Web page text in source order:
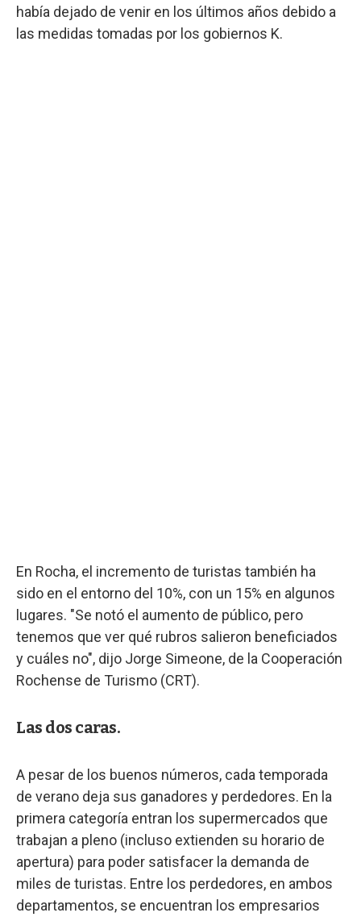
había dejado de venir en los últimos años debido a
las medidas tomadas por los gobiernos K.
En Rocha, el incremento de turistas también ha
sido en el entorno del 10%, con un 15% en algunos
lugares. "Se notó el aumento de público, pero
tenemos que ver qué rubros salieron beneficiados
y cuáles no", dijo Jorge Simeone, de la Cooperación
Rochense de Turismo (CRT).
Las dos caras.
A pesar de los buenos números, cada temporada
de verano deja sus ganadores y perdedores. En la
primera categoría entran los supermercados que
trabajan a pleno (incluso extienden su horario de
apertura) para poder satisfacer la demanda de
miles de turistas. Entre los perdedores, en ambos
departamentos, se encuentran los empresarios